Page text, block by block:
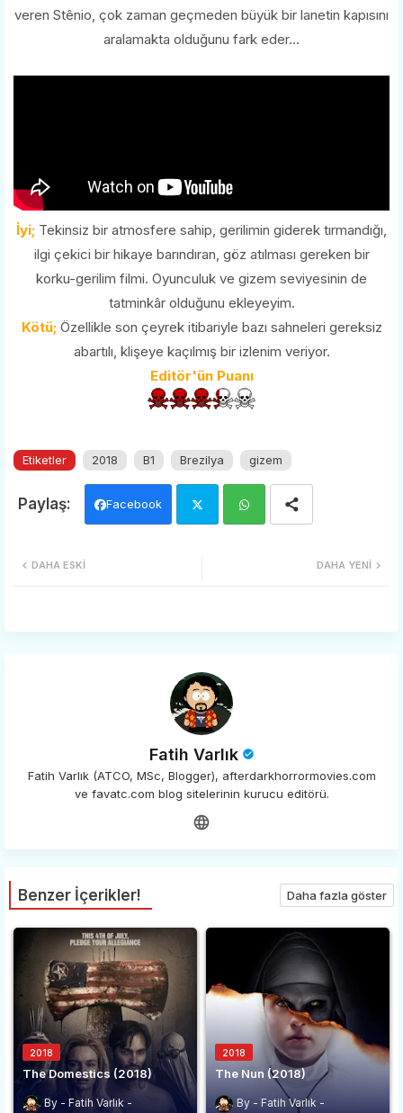
veren Stênio, çok zaman geçmeden büyük bir lanetin kapısını
aralamakta olduğunu fark eder...
İyi; Tekinsiz bir atmosfere sahip, gerilimin giderek tırmandığı,
ilgi çekici bir hikaye barındıran, göz atılması gereken bir
korku-gerilim filmi. Oyunculuk ve gizem seviyesinin de
tatminkâr olduğunu ekleyeyim.
Kötü;Özellikle son çeyrek itibariyle bazı sahneleri gereksiz
abartılı, klişeye kaçılmış bir izlenim veriyor.
Editör'ün Puanı
Etiketler 2018 B1 Brezilya gizem
Facebook
DAHA YENI
DAHA ESKI
Fatih Varlık
Fatih Varlık (ATCO, MSc, Blogger), afterdarkhorrormovies.com
ve favatc.com blog sitelerinin kurucu editörü.
Benzer İçerikler! Daha fazla göster
2018
The Domestics (2018)
Fatih Varlık
2018
The Nun (2018)
Fatih Varlık